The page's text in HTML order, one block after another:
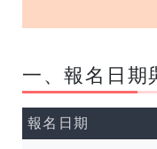
一、報名日期
報名日期